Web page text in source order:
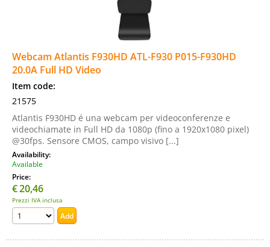
Webcam Atlantis F930HD ATL-F930 P015-F930HD
20.0A Full HD Video
Item code:
21575
Atlantis F930HD é una webcam per videoconferenze e
videochiamate in Full HD da 1080p (fino a 1920x1080 pixel)
@30fps. Sensore CMOS, campo visivo [...]
Availability:
Available
Price:
€20,46
Prezzi IVA inclusa